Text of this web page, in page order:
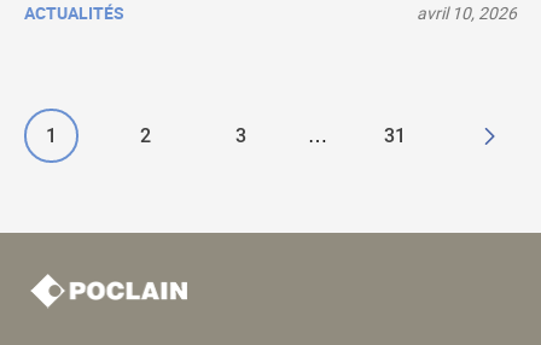
ACTUALITÉS avril 10, 2026
P
g
e
1
P
g
e
2
P
g
3 …
D
r
31